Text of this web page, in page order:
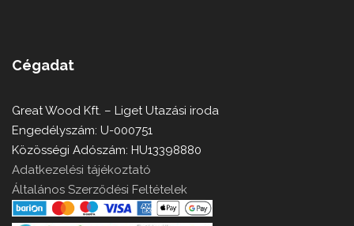
Cégadat
Great Wood Kft. – Liget Utazási iroda
Engedélyszám: U-000751
Közösségi Adószám: HU13398880
Adatkezelési tájékoztató
Általános Szerződési Feltételek